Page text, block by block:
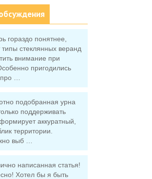
гораздо понятнее,
стеклянных веранд
внимание при
пригодились
…
подобранная урна
поддерживать
аккуратный,
территории.
выб …
написанная статья!
Хотел бы я быть